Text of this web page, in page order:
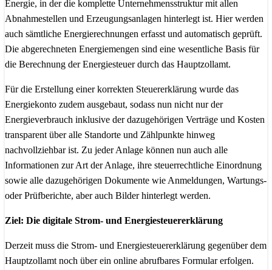
Energie, in der die komplette Unternehmensstruktur mit allen
Abnahmestellen und Erzeugungsanlagen hinterlegt ist. Hier werden
auch sämtliche Energierechnungen erfasst und automatisch geprüft.
Die abgerechneten Energiemengen sind eine wesentliche Basis für
die Berechnung der Energiesteuer durch das Hauptzollamt.
Für die Erstellung einer korrekten Steuererklärung wurde das
Energiekonto zudem ausgebaut, sodass nun nicht nur der
Energieverbrauch inklusive der dazugehörigen Verträge und Kosten
transparent über alle Standorte und Zählpunkte hinweg
nachvollziehbar ist. Zu jeder Anlage können nun auch alle
Informationen zur Art der Anlage, ihre steuerrechtliche Einordnung
sowie alle dazugehörigen Dokumente wie Anmeldungen, Wartungs-
oder Prüfberichte, aber auch Bilder hinterlegt werden.
Ziel: Die digitale Strom- und Energiesteuererklärung
Derzeit muss die Strom- und Energiesteuererklärung gegenüber dem
Hauptzollamt noch über ein online abrufbares Formular erfolgen.